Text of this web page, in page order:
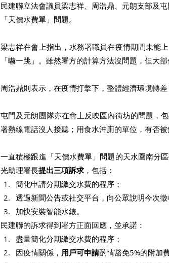
民建聯立法會議員梁志祥、周浩鼎、元朗支部及
「天價水費單」問題。
梁志祥在會上指出，水務署職員在疫情期間未能
「嚇一跳」。雖然署方的計算方法沒問題，但大
周浩鼎則表示，在疫情打擊下，整體經濟環境轉
屯門及元朗團隊亦在會上反映區內街坊的問題，
署熱線電話沒人接聽；用食水沖廁的單位，有否被
一直積極跟進「天價水費單」問題的天水圍南分
光助理署長提出三項訴求，包括：
簡化申請分期繳交水費的程序；
透過新聞公告或社交平台，向公眾說明今次徵
加快安裝智能水錶。
民建聯的訴求得到署方正面回應，並承諾：
盡量簡化分期繳交水費的程序；
因疫情關係， 用戶可申請酌情豁免5%的附加